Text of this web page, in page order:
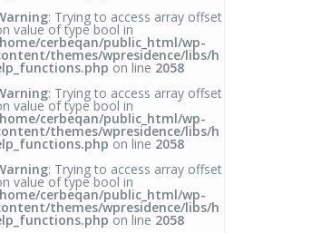
: Trying to access array offset
value of type bool in
cerbeqan/public_html/wp-
themes/wpresidence/libs/h
on line 2058
: Trying to access array offset
value of type bool in
cerbeqan/public_html/wp-
themes/wpresidence/libs/h
on line 2058
: Trying to access array offset
value of type bool in
cerbeqan/public_html/wp-
themes/wpresidence/libs/h
on line 2058